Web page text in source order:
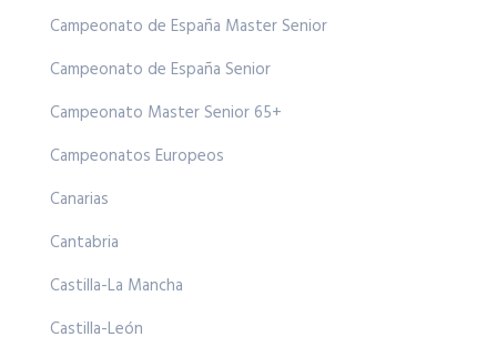
Campeonato de España Master Senior
Campeonato de España Senior
Campeonato Master Senior 65+
Campeonatos Europeos
Canarias
Cantabria
Castilla-La Mancha
Castilla-León